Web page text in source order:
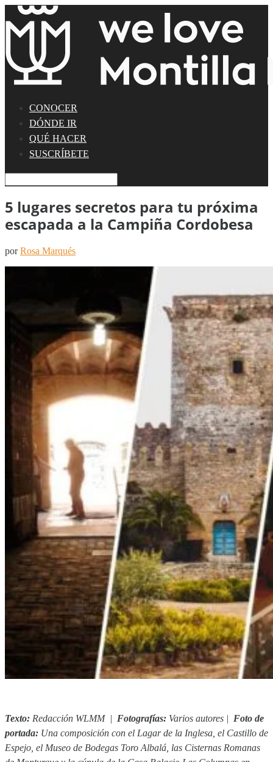
CONOCER
DÓNDE IR
QUÉ HACER
SUSCRÍBETE
5 lugares secretos para tu próxima
escapada a la Campiña Cordobesa
porRosa Marqués
Texto: Redacción WLMM | Fotografías: Varios autores | Foto de
portada: Una composición con el Lagar de la Inglesa, el Castillo de
Espejo, el Museo de Bodegas Toro Albalá, las Cisternas Romanas